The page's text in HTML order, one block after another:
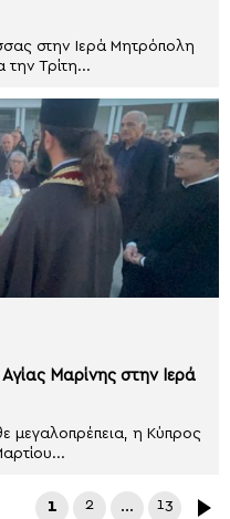
στην Ιερά Μητρόπολη
την Τρίτη...
Μαρίνης στην Ιερά
μεγαλοπρέπεια, η Κύπρος
1 2 … 13